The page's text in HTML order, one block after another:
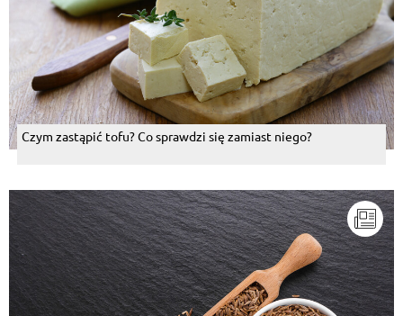
Czym zastąpić tofu? Co sprawdzi się zamiast niego?